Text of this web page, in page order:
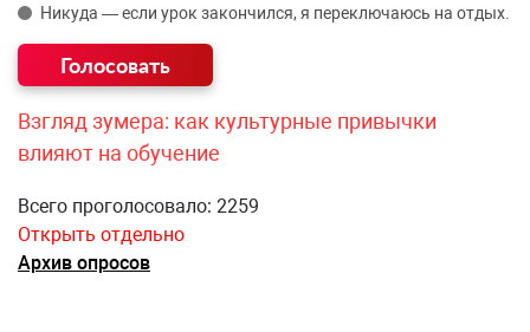
Никуда — если урок закончился, я переключаюсь на отдых.
Взгляд зумера: как культурные привычки
влияют на обучение
Всего проголосовало: 2259
Открыть отдельно
Архив опросов